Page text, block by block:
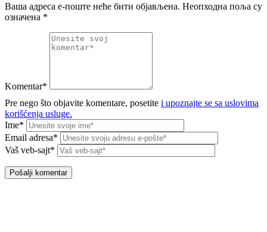
Ваша адреса е-поште неће бити објављена. Неопходна поља су
означена *
Komentar*
Pre nego što objavite komentare, posetite i upoznajte se sa uslovima
korišćenja usluge.
Ime*
Email adresa*
Vaš veb-sajt*